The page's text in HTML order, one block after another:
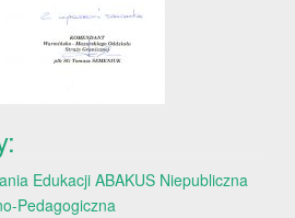
Edukacji ABAKUS Niepubliczna
Pedagogiczna